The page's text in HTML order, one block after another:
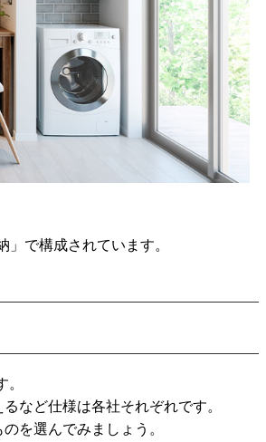
で構成されています。
など仕様は各社それぞれです。
を選んでみましょう。